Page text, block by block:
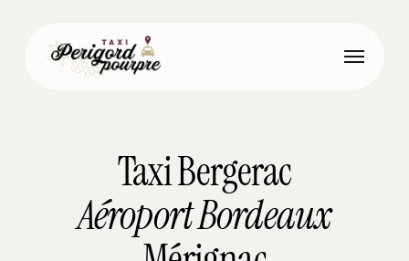
Menu
Taxi Bergerac
Aéroport Bordeaux